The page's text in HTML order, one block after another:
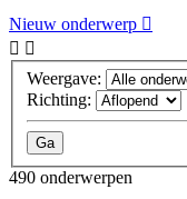
Nieuw onderwerp
Weergave:
Richting:
490 onderwerpen